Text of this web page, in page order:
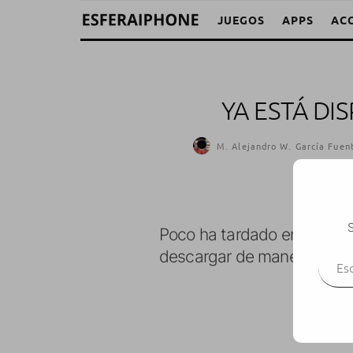
JUEGOS APPS
YA ESTÁ
M. Alejandro W. García
Poco ha tardado en estar
descargar de manera